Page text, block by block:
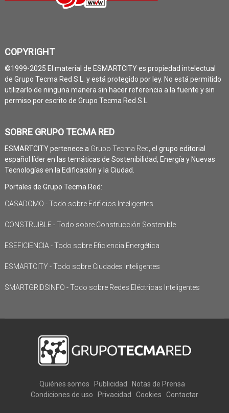
COPYRIGHT
©1999-2025 El material de ESMARTCITY es propiedad intelectual
de Grupo Tecma Red S.L. y está protegido por ley. No está permitido
utilizarlo de ninguna manera sin hacer referencia a la fuente y sin
permiso por escrito de Grupo Tecma Red S.L.
SOBRE GRUPO TECMA RED
ESMARTCITY pertenece a Grupo Tecma Red, el grupo editorial
español líder en las temáticas de Sostenibilidad, Energía y Nuevas
Tecnologías en la Edificación y la Ciudad.
Portales de Grupo Tecma Red:
CASADOMO - Todo sobre Edificios Inteligentes
CONSTRUIBLE - Todo sobre Construcción Sostenible
ESEFICIENCIA - Todo sobre Eficiencia Energética
ESMARTCITY - Todo sobre Ciudades Inteligentes
SMARTGRIDSINFO - Todo sobre Redes Eléctricas Inteligentes
Quiénes somos Publicidad
Notas de Prensa
Condiciones de uso
Privacidad Cookies Contactar